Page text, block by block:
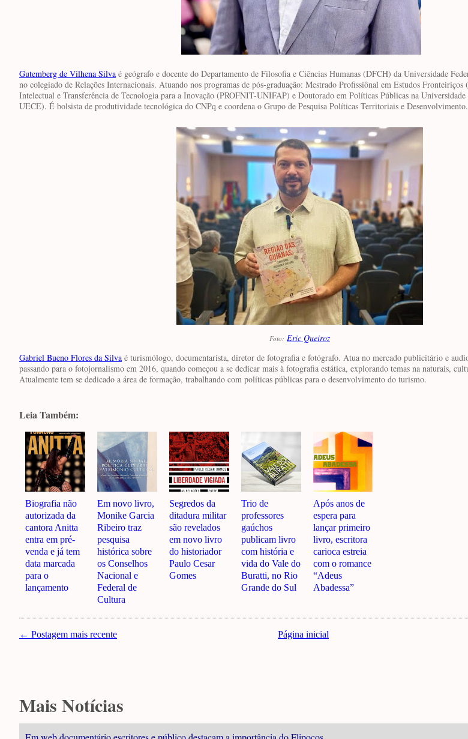
Gutemberg de Vilhena Silva é geógrafo e docente do Departamento de Filosofia e Ciências Humanas (DFCH) da Universidade
no colegiado de Relações Internacionais. Atuando nos programas de pós-graduação: Mestrado Profissiônal em Estudos
Intelectual e Transferência de Tecnologia para a Inovação (PROFNIT-UNIFAP) e Doutorado em Políticas Públicas na Universidade
UECE). É bolsista de produtividade tecnológica do CNPq e coordena o Grupo de Pesquisa Políticas Territoriais e Desenvolvimento.
Foto: Eric Queiroz
Gabriel Bueno Flores da Silva é turismólogo, documentarista, diretor de fotografia e fotógrafo. Atua no mercado publicitário e
passando para o fotojornalismo em 2016, quando começou a se dedicar mais à fotografia estática, explorando temas na naturais,
Atualmente tem se dedicado a área de formação, trabalhando com políticas públicas para o desenvolvimento do turismo.
Leia Também:
Biografia não
autorizada da
cantora Anitta
entra em pré-
venda e já tem
data marcada
para o
lançamento
Em novo livro,
Monike Garcia
Ribeiro traz
pesquisa
histórica sobre
os Conselhos
Nacional e
Federal de
Cultura
Segredos da
ditadura militar
são revelados
em novo livro
do historiador
Paulo Cesar
Gomes
Trio de
professores
gaúchos
publicam livro
com história e
vida do Vale do
Buratti, no Rio
Grande do Sul
Após anos de
espera para
lançar primeiro
livro, escritora
carioca estreia
com o romance
“Adeus
Abadessa”
← Postagem mais recente Página inicial
Mais Notícias